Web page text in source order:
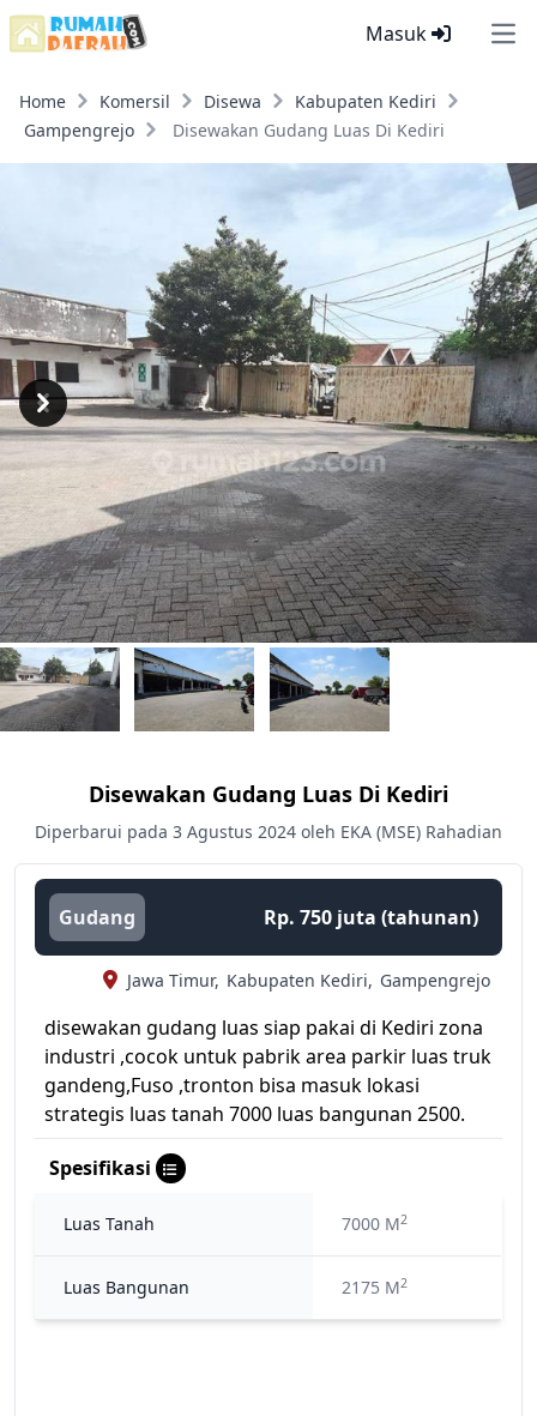
Masuk
Home Komersil Disewa
Kabupaten Kediri
Gampengrejo
Disewakan Gudang Luas Di Kediri
Previous
Next
Disewakan Gudang Luas Di Kediri
Diperbarui pada 3 Agustus 2024 oleh EKA (MSE) Rahadian
Gudang Rp. 750 juta (tahunan)
Jawa Timur, Kabupaten Kediri, Gampengrejo
disewakan gudang luas siap pakai di Kediri zona
industri ,cocok untuk pabrik area parkir luas truk
gandeng,Fuso ,tronton bisa masuk lokasi
strategis luas tanah 7000 luas bangunan 2500.
Spesifikasi
Luas Tanah 7000 M2
Luas Bangunan 2175 M2